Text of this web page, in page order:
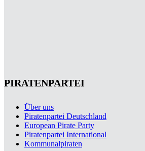
PIRATENPARTEI
Über uns
Piratenpartei Deutschland
European Pirate Party
Piratenpartei International
Kommunalpiraten